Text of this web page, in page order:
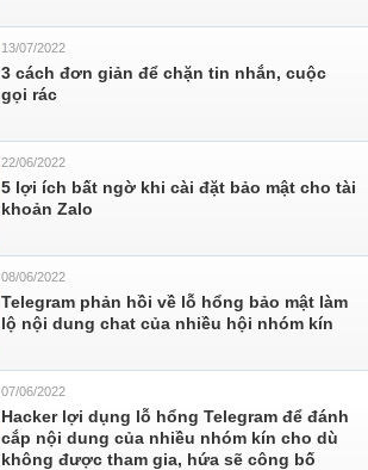
13/07/2022
3 cách đơn giản để chặn tin nhắn, cuộc
gọi rác
22/06/2022
5 lợi ích bất ngờ khi cài đặt bảo mật cho tài
khoản Zalo
08/06/2022
Telegram phản hồi về lỗ hổng bảo mật làm
lộ nội dung chat của nhiều hội nhóm kín
07/06/2022
Hacker lợi dụng lỗ hổng Telegram để đánh
cắp nội dung của nhiều nhóm kín cho dù
không được tham gia, hứa sẽ công bố